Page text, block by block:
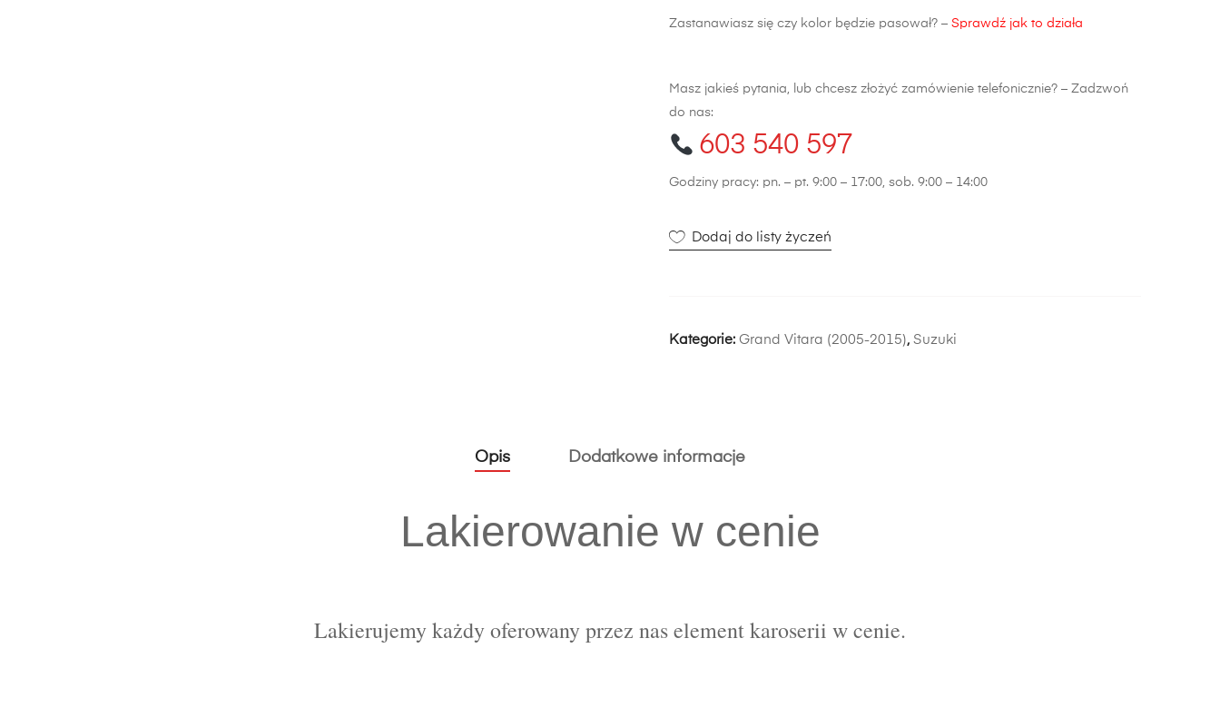
Vitara
Zastanawiasz się czy kolor będzie pasował? – Sprawdź jak to działa
Masz jakieś pytania, lub chcesz złożyć zamówienie telefonicznie? – Zadzwoń
do nas:
603 540 597
Godziny pracy: pn. – pt. 9:00 – 17:00, sob. 9:00 – 14:00
Dodaj do listy życzeń
Kategorie: Grand Vitara (2005-2015), Suzuki
Opis Dodatkowe informacje
Lakierowanie w cenie
Lakierujemy każdy oferowany przez nas element karoserii w cenie.